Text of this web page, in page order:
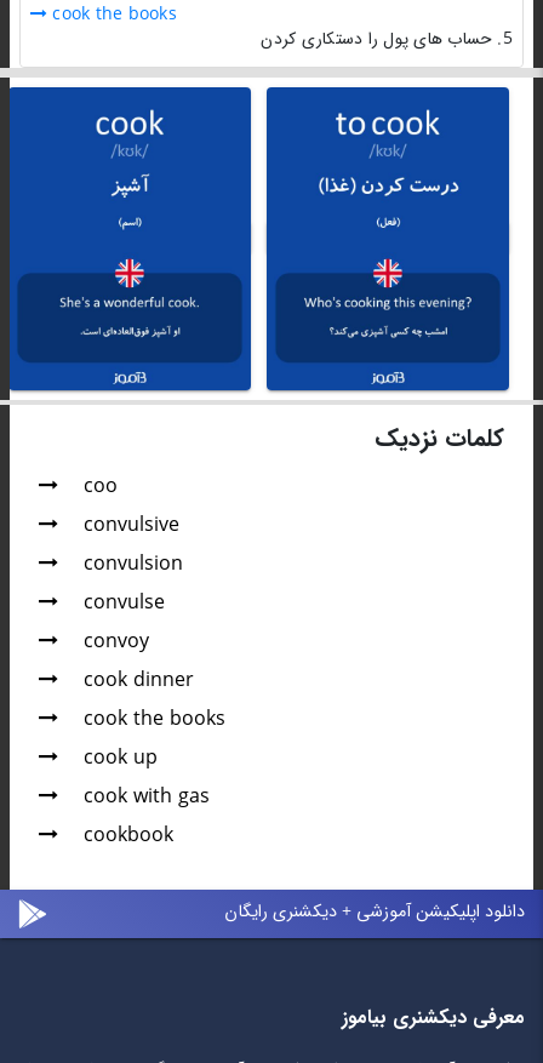
cook the books
5. حساب های پول را دستکاری کردن
کلمات نزدیک
coo
convulsive
convulsion
convulse
convoy
cook dinner
cook the books
cook up
cook with gas
cookbook
دانلود اپلیکیشن آموزشی + دیکشنری رایگان
معرفی دیکشنری بیاموز